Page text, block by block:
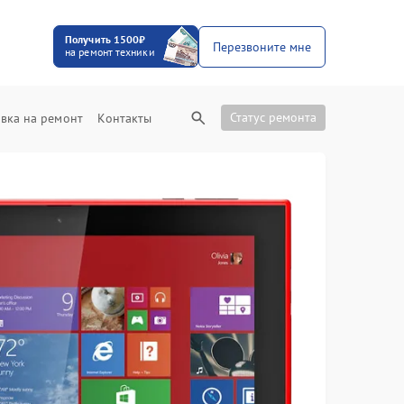
Получить 1500₽
на ремонт техники
Перезвоните мне
на ремонт Контакты Статус ремонта